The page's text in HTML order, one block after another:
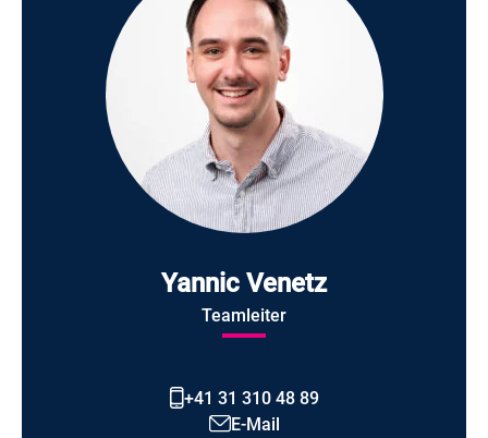
Yannic Venetz
Teamleiter
+41 31 310 48 89
E-Mail